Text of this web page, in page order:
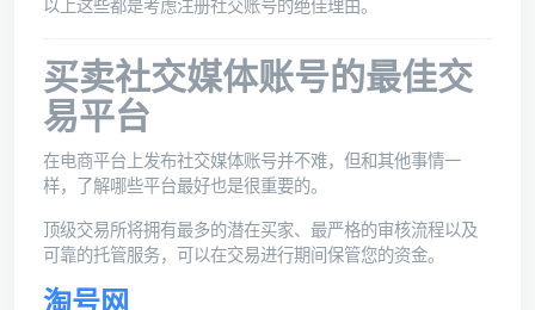
以上这些都是考虑注册社交账号的绝佳理由。
买卖社交媒体账号的最佳交
易平台
在电商平台上发布社交媒体账号并不难，但和其他事情一
样，了解哪些平台最好也是很重要的。
顶级交易所将拥有最多的潜在买家、最严格的审核流程以及
可靠的托管服务，可以在交易进行期间保管您的资金。